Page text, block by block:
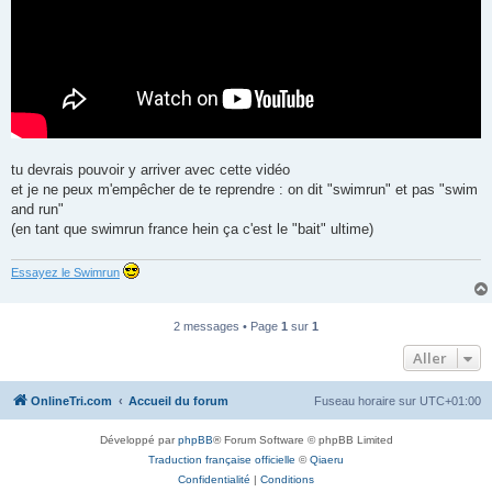
tu devrais pouvoir y arriver avec cette vidéo
et je ne peux m'empêcher de te reprendre : on dit "swimrun" et pas "swim
and run"
(en tant que swimrun france hein ça c'est le "bait" ultime)
Essayez le Swimrun
2 messages • Page 1 sur 1
Aller
OnlineTri.com Accueil du forum Fuseau horaire sur UTC+01:00
Développé parphpBB® Forum Software © phpBB Limited
Traduction française officielle ©Qiaeru
Confidentialité | Conditions